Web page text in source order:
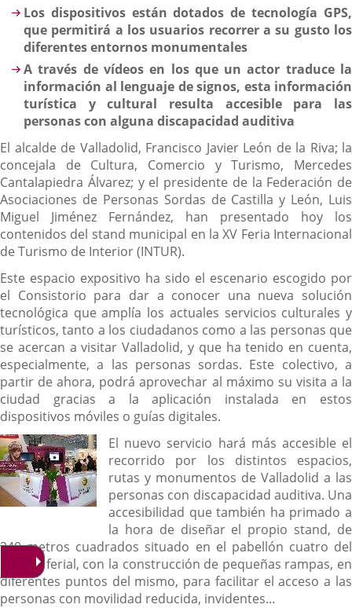
Descripción
Los dispositivos están dotados de tecnología GPS,
que permitirá a los usuarios recorrer a su gusto los
diferentes entornos monumentales
A través de vídeos en los que un actor traduce la
información al lenguaje de signos, esta información
turística y cultural resulta accesible para las
personas con alguna discapacidad auditiva
El alcalde de Valladolid, Francisco Javier León de la Riva; la
concejala de Cultura, Comercio y Turismo, Mercedes
Cantalapiedra Álvarez; y el presidente de la Federación de
Asociaciones de Personas Sordas de Castilla y León, Luis
Miguel Jiménez Fernández, han presentado hoy los
contenidos del stand municipal en la XV Feria Internacional
de Turismo de Interior (INTUR).
Este espacio expositivo ha sido el escenario escogido por
el Consistorio para dar a conocer una nueva solución
tecnológica que amplía los actuales servicios culturales y
turísticos, tanto a los ciudadanos como a las personas que
se acercan a visitar Valladolid, y que ha tenido en cuenta,
especialmente, a las personas sordas. Este colectivo, a
partir de ahora, podrá aprovechar al máximo su visita a la
ciudad gracias a la aplicación instalada en estos
dispositivos móviles o guías digitales.
El nuevo servicio hará más accesible el
recorrido por los distintos espacios,
rutas y monumentos de Valladolid a las
personas con discapacidad auditiva. Una
accesibilidad que también ha primado a
la hora de diseñar el propio stand, de
240 metros cuadrados situado en el pabellón cuatro del
recinto ferial, con la construcción de pequeñas rampas, en
diferentes puntos del mismo, para facilitar el acceso a las
personas con movilidad reducida, invidentes...